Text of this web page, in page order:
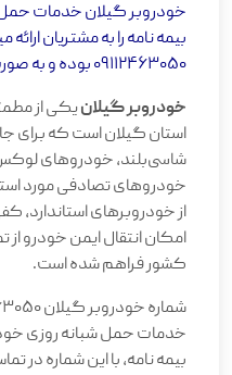
خودروبر گیلان خدمات
بیمه نامه را به مشتریان
09112463050 بوده و به صورت شبانه روزی فعال است
خودروبر گیلانیکی از
استان گیلان است که برای
شاسی‌بلند، خودروهای
خودروهای تصادفی مورد
از خودروبرهای استاندارد،
امکان انتقال ایمن خودرو
کشور فراهم شده است.
خدمات حمل شبانه روزی
بیمه نامه، با این شماره در